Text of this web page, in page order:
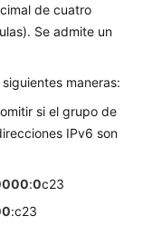
de cuatro
Se admite un
maneras:
si el grupo de
IPv6 son
:0c23
:c23